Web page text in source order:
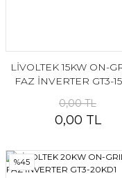
LİVOLTEK 15KW ON-
FAZ İNVERTER GT3-
0,00 TL
0,00 TL
%45